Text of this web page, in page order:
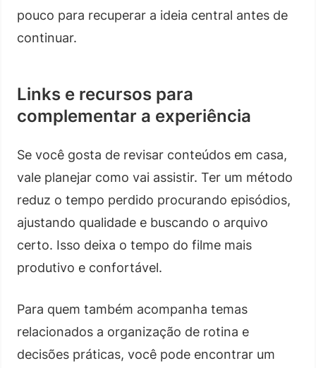
pouco para recuperar a ideia central antes de
continuar.
Links e recursos para
complementar a experiência
Se você gosta de revisar conteúdos em casa,
vale planejar como vai assistir. Ter um método
reduz o tempo perdido procurando episódios,
ajustando qualidade e buscando o arquivo
certo. Isso deixa o tempo do filme mais
produtivo e confortável.
Para quem também acompanha temas
relacionados a organização de rotina e
decisões práticas, você pode encontrar um